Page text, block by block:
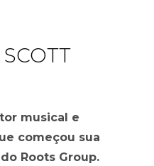
musical e
começou sua
Roots Group.